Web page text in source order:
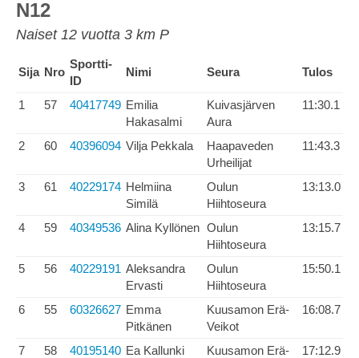
N12
Naiset 12 vuotta 3 km P
Sija Nro
Sportti-
ID
Nimi Seura Tulos
1 57 40417749 Emilia
Hakasalmi
Kuivasjärven
Aura
11:30.1
2 60 40396094 Vilja Pekkala
Haapaveden
Urheilijat
11:43.3
3 61 40229174 Helmiina
Similä
Oulun
Hiihtoseura
13:13.0
4 59 40349536 Alina Kyllönen Oulun
Hiihtoseura
13:15.7
5 56 40229191 Aleksandra
Ervasti
Oulun
Hiihtoseura
15:50.1
6 55 60326627 Emma
Pitkänen
Kuusamon Erä-
Veikot
16:08.7
7 58 40195140 Ea Kallunki
Kuusamon Erä-
17:12.9